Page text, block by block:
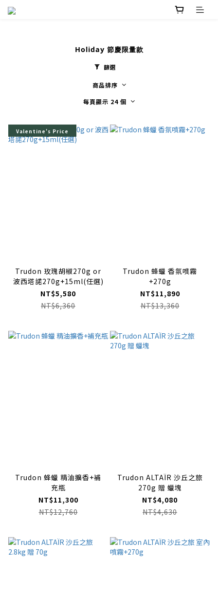
Holiday 節慶限量款
篩選
商品排序
每頁顯示 24 個
Valentine's Price
Trudon 玫瑰胡椒270g or
波西塔諾270g+15ml(任選)
NT$5,580
NT$6,360
Trudon 蜂蠟 香氛噴霧
+270g
NT$11,890
NT$13,360
Trudon 蜂蠟 精油擴香+補
充瓶
NT$11,300
NT$12,760
Trudon ALTAÏR 沙丘之旅
270g 贈 蠟塊
NT$4,080
NT$4,630